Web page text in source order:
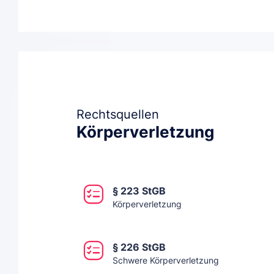
Rechtsquellen
Körperverletzung
§ 223 StGB
Körperverletzung
§ 226 StGB
Schwere Körperverletzung